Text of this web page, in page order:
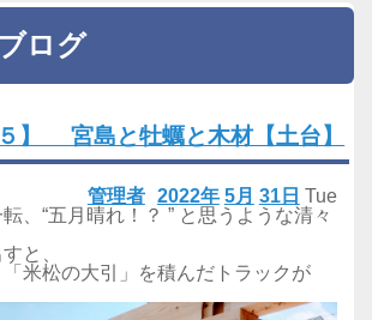
ログ
５】 宮島と牡蠣と木材【土台】
2022年 5月 31日 Tue
管理者
、“五月晴れ！？ ” と思うような清々
と、
「米松の大引」を積んだトラックが